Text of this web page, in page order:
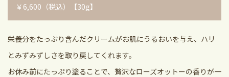
￥6,600（税込）【30g】
栄養分をたっぷり含んだクリームがお肌にうるおいを与え、ハリ
とみずみずしさを取り戻してくれます。
お休み前にたっぷり塗ることで、贅沢なローズオットーの香りが一